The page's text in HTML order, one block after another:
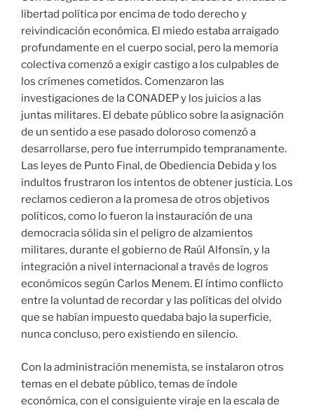
libertad política por encima de todo derecho y
reivindicación económica. El miedo estaba arraigado
profundamente en el cuerpo social, pero la memoria
colectiva comenzó a exigir castigo a los culpables de
los crímenes cometidos. Comenzaron las
investigaciones de la CONADEP y los juicios a las
juntas militares. El debate público sobre la asignación
de un sentido a ese pasado doloroso comenzó a
desarrollarse, pero fue interrumpido tempranamente.
Las leyes de Punto Final, de Obediencia Debida y los
indultos frustraron los intentos de obtener justicia. Los
reclamos cedieron a la promesa de otros objetivos
políticos, como lo fueron la instauración de una
democracia sólida sin el peligro de alzamientos
militares, durante el gobierno de Raúl Alfonsín, y la
integración a nivel internacional a través de logros
económicos según Carlos Menem. El íntimo conflicto
entre la voluntad de recordar y las políticas del olvido
que se habían impuesto quedaba bajo la superficie,
nunca concluso, pero existiendo en silencio.
Con la administración menemista, se instalaron otros
temas en el debate público, temas de índole
económica, con el consiguiente viraje en la escala de